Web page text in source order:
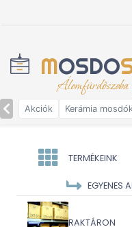
MOSDO
Akciók Kerámia
TERMÉKEINK
EGYENES
RAKTÁRON